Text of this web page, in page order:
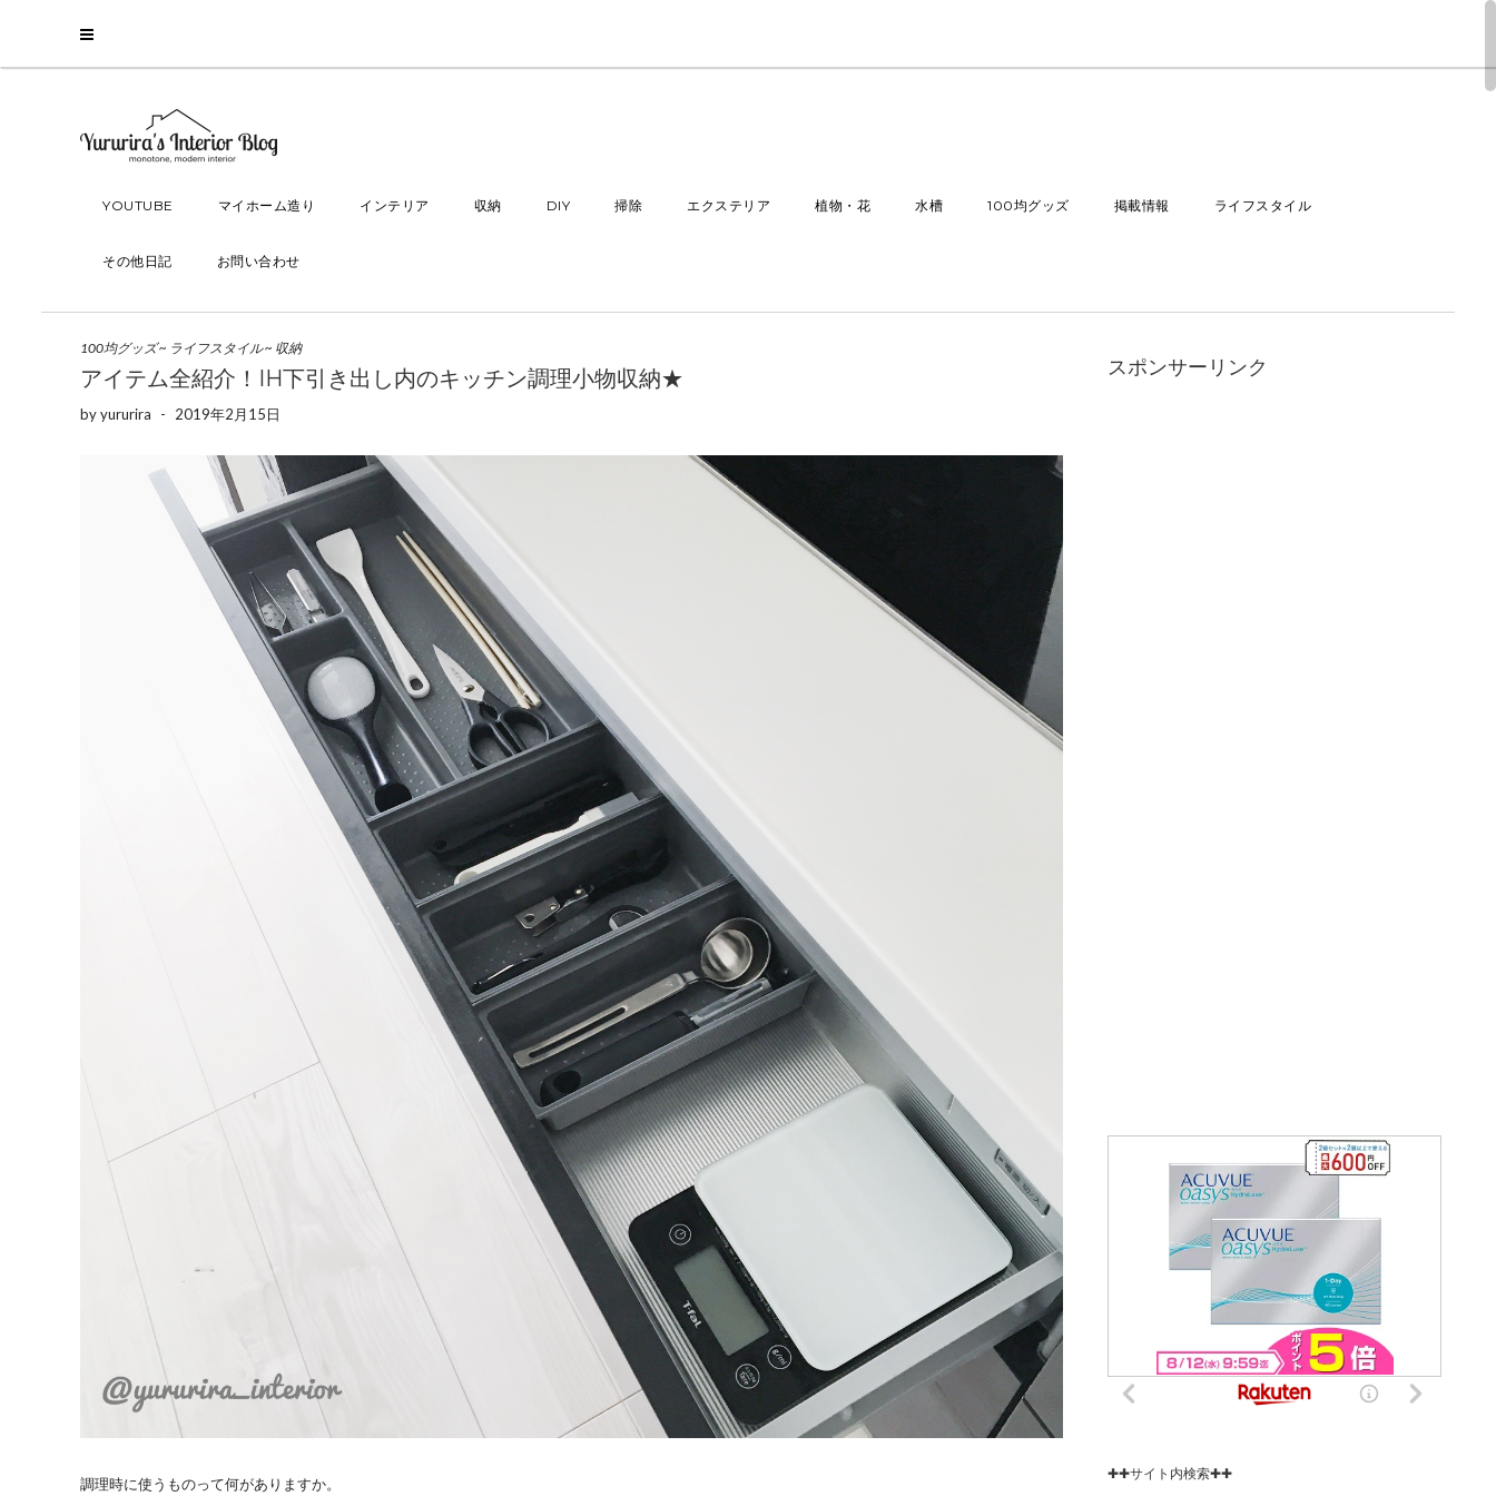
YOUTUBE マイホーム造り インテリア 収納 DIY 掃除 エクステリア 植物・花 水槽 100均グッズ 掲載情報 ライフスタイル
その他日記 お問い合わせ
100均グッズ~ ライフスタイル~ 収納
アイテム全紹介！IH下引き出し内のキッチン調理小物収納★
byyururira - 2019年2月15日
調理時に使うものって何がありますか。
スポンサーリンク
✚✚サイト内検索✚✚